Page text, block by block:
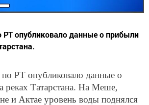
опубликовало данные о прибыли
РТ опубликовало данные о
реках Татарстана. На Меше,
и Актае уровень воды поднялся